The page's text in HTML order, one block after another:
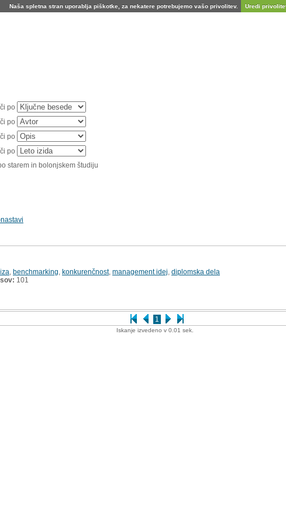
Naša spletna stran uporablja piškotke, za nekatere potrebujemo vašo privolitev. Uredi
po
po
po
po
starem in bolonjskem študiju
1
benchmarking konkurenčnost, management idej diplomska dela
101
Iskanje izvedeno v 0.01 sek.